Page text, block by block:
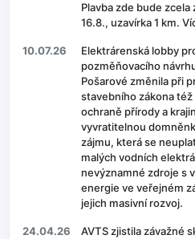
Plavba zde bude
16.8., uzavírka 1 km.
10.07.26
Elektrárenská lobby
pozměňovacího
Pošarové změnila při
stavebního zákona
ochraně přírody a
vyvratitelnou
zájmu, která se
malých vodních
nevýznamné zdroje s
energie ve veřejném
jejich masivní rozvoj.
24.04.26
AVTS zjistila závažné